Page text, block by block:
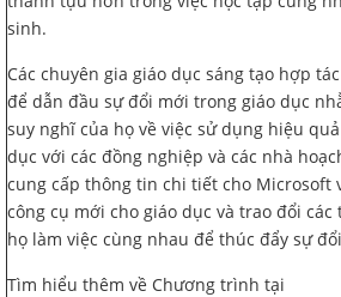
sinh.
Các chuyên gia giáo dục sáng tạo hợp
để dẫn đầu sự đổi mới trong giáo dục
suy nghĩ của họ về việc sử dụng hiệu
dục với các đồng nghiệp và các nhà
cung cấp thông tin chi tiết cho Microsoft
công cụ mới cho giáo dục và trao đổi
họ làm việc cùng nhau để thúc đẩy sự
Tìm hiểu thêm về Chương trình tại